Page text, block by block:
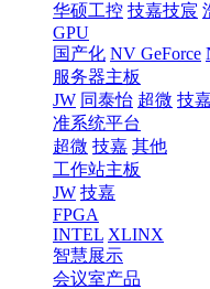
华硕工控 技嘉技宸
GPU
国产化 NV GeForce
服务器主板
JW 同泰怡 超微 技
准系统平台
超微 技嘉 其他
工作站主板
JW 技嘉
FPGA
INTEL XLINX
智慧展示
会议室产品